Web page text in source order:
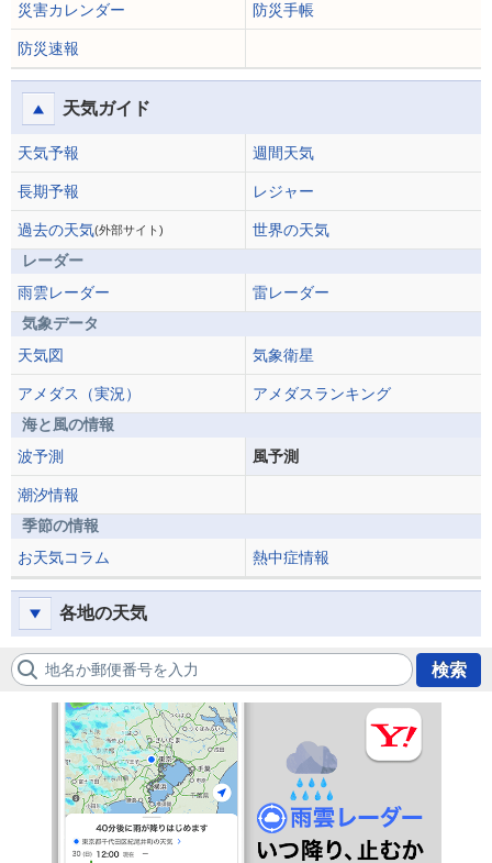
災害カレンダー
防災手帳
防災速報
天気ガイド
天気予報 週間天気
長期予報 レジャー
過去の天気(外部サイト)
世界の天気
レーダー
雨雲レーダー
雷レーダー
気象データ
天気図
気象衛星
アメダス（実況）
アメダスランキング
海と風の情報
波予測
風予測
潮汐情報
季節の情報
お天気コラム
熱中症情報
各地の天気
地名か郵便番号を入力 検索